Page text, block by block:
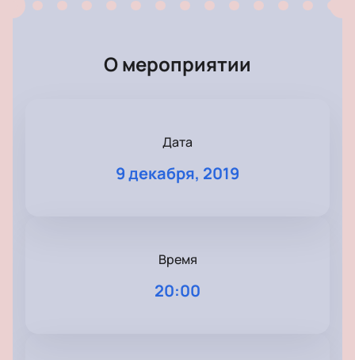
О мероприятии
Дата
9 декабря, 2019
Время
20:00